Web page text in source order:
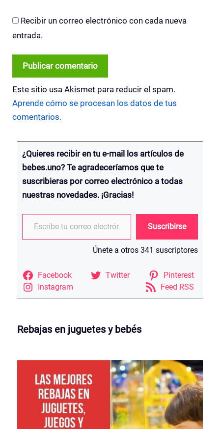
Recibir un correo electrónico con cada nueva
entrada.
Este sitio usa Akismet para reducir el spam.
Aprende cómo se procesan los datos de tus
comentarios.
¿Quieres recibir en tu e-mail los artículos de
bebes.uno? Te agradeceríamos que te
suscribieras por correo electrónico a todas
nuestras novedades. ¡Gracias!
Escribe tu correo electrónico…
Suscribirse
Únete a otros 341 suscriptores
Facebook Twitter
Pinterest
Instagram
Feed RSS
Rebajas en juguetes y bebés